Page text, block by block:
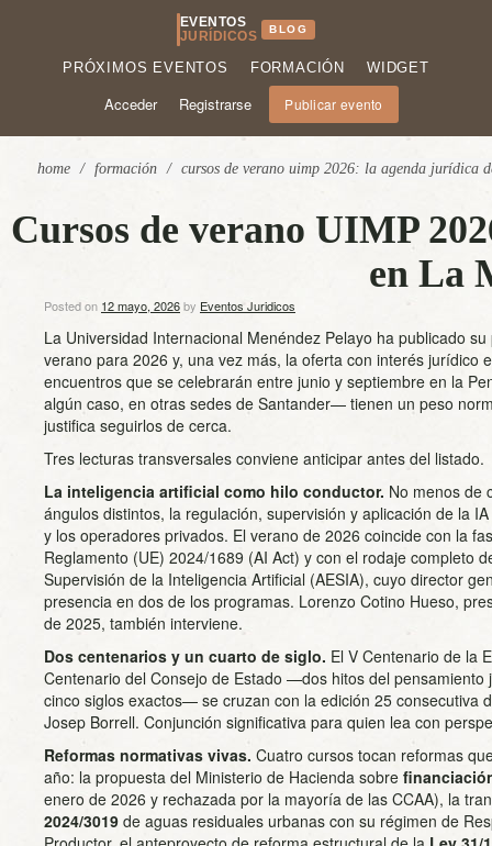
EVENTOS
JURÍDICOS
BLOG
PRÓXIMOS EVENTOS FORMACIÓN WIDGET
Acceder Registrarse Publicar evento
home / formación / cursos de verano uimp 2026: la agenda jurídica
Cursos de verano UIMP
en La
Posted on 12 mayo, 2026by Eventos Juridicos
La Universidad Internacional Menéndez Pelayo ha publicado
verano para 2026 y, una vez más, la oferta con interés jurídico
encuentros que se celebrarán entre junio y septiembre en la
algún caso, en otras sedes de Santander— tienen un peso
justifica seguirlos de cerca.
Tres lecturas transversales conviene anticipar antes del listado.
La inteligencia artificial como hilo conductor. No menos de
ángulos distintos, la regulación, supervisión y aplicación de la
y los operadores privados. El verano de 2026 coincide con la
Reglamento (UE) 2024/1689 (AI Act) y con el rodaje completo
Supervisión de la Inteligencia Artificial (AESIA), cuyo director
presencia en dos de los programas. Lorenzo Cotino Hueso,
de 2025, también interviene.
Dos centenarios y un cuarto de siglo. El V Centenario de la
Centenario del Consejo de Estado —dos hitos del
cinco siglos exactos— se cruzan con la edición 25 consecutiva
Josep Borrell. Conjunción significativa para quien lea con
Reformas normativas vivas. Cuatro cursos tocan reformas
año: la propuesta del Ministerio de Hacienda sobre
enero de 2026 y rechazada por la mayoría de las CCAA), la
2024/3019 de aguas residuales urbanas con su régimen de